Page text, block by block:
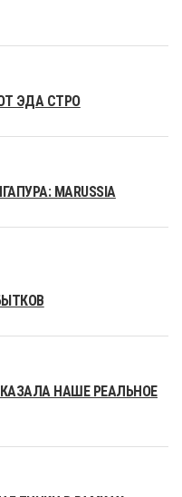
ЭДА СТРО
MARUSSIA
НАШЕ РЕАЛЬНОЕ